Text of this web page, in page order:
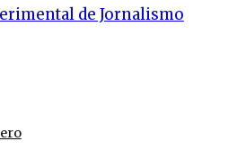
de Jornalismo